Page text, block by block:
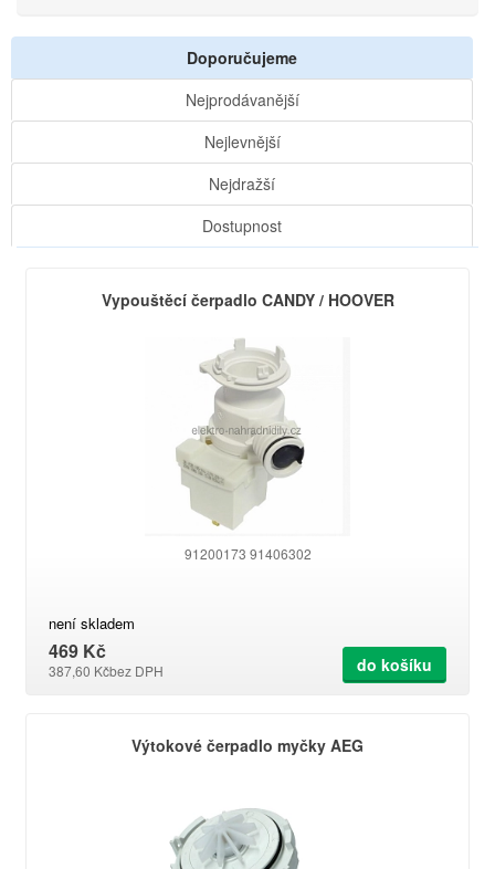
Doporučujeme
Nejprodávanější
Nejlevnější
Nejdražší
Dostupnost
Vypouštěcí čerpadlo CANDY / HOOVER
91200173 91406302
není skladem
469 Kč
387,60 Kčbez DPH do košíku
Výtokové čerpadlo myčky AEG